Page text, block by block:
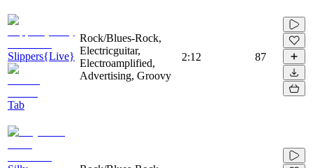
Slippers{Live}
Tab
Rock/Blues-Rock,
Electricguitar,
Electroamplified,
Advertising, Groovy
2:12 87